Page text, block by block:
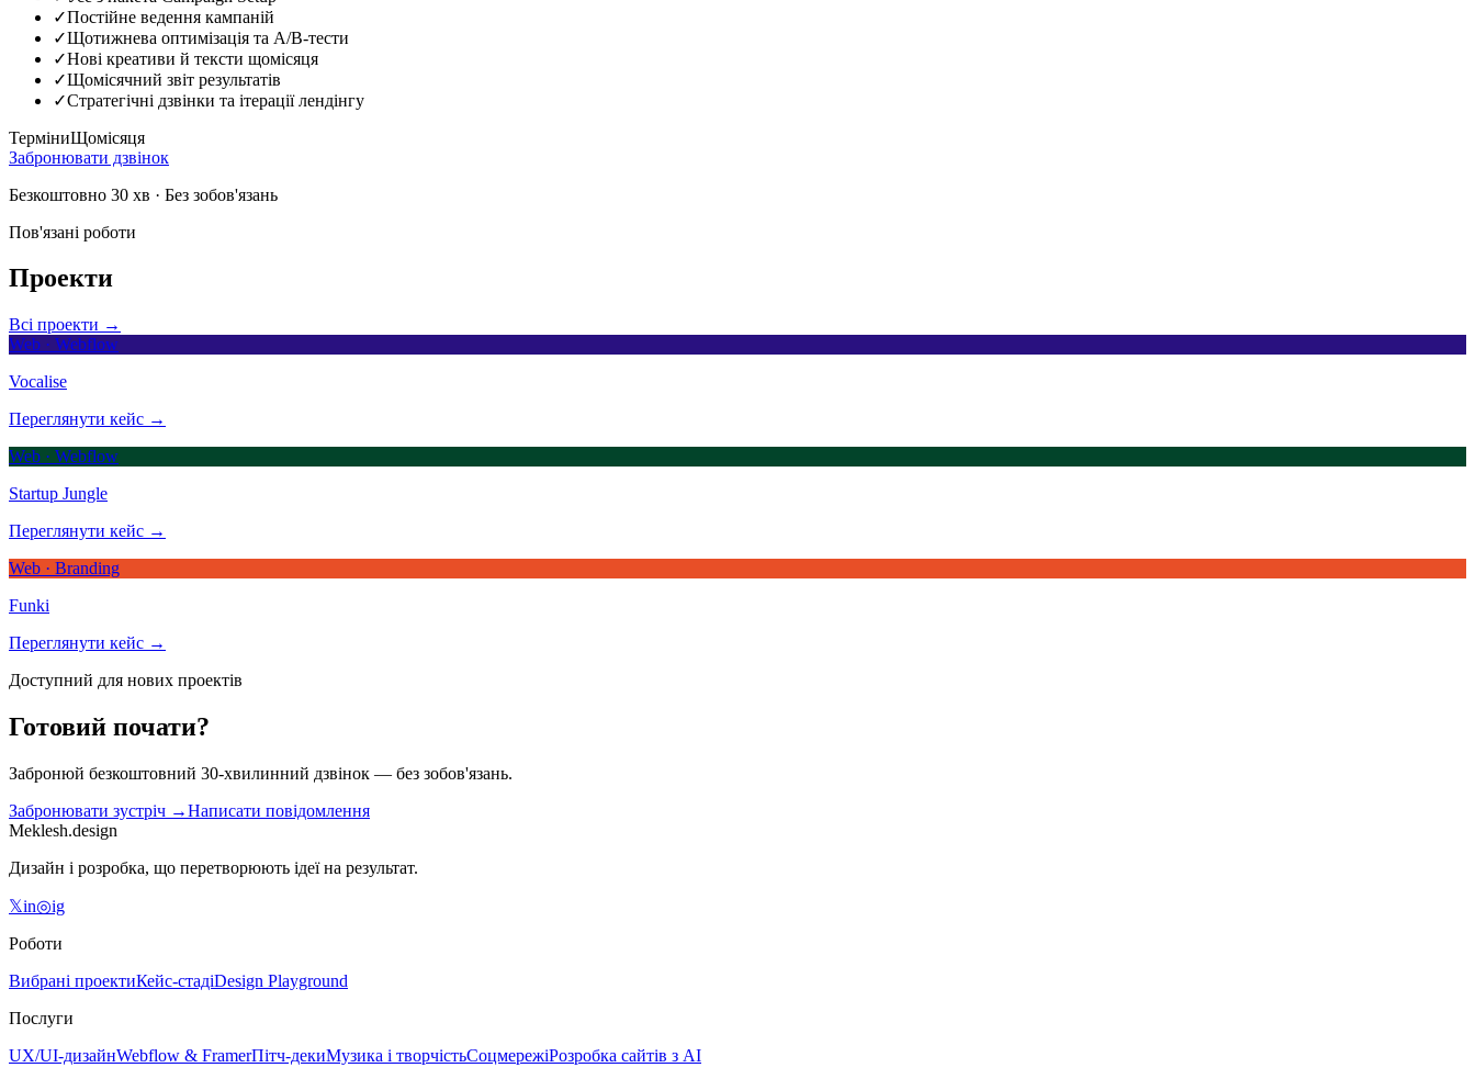
✓Постійне ведення кампаній
✓Щотижнева оптимізація та A/B-тести
✓Нові креативи й тексти щомісяця
✓Щомісячний звіт результатів
✓Стратегічні дзвінки та ітерації лендінгу
ТерміниЩомісяця
Забронювати дзвінок
Безкоштовно 30 хв · Без зобов'язань
Пов'язані роботи
Проекти
Всі проекти →
Web · Webflow
Vocalise
Переглянути кейс →
Web · Webflow
Startup Jungle
Переглянути кейс →
Web · Branding
Funki
Переглянути кейс →
Доступний для нових проектів
Готовий почати?
Забронюй безкоштовний 30-хвилинний дзвінок — без зобов'язань.
Забронювати зустріч →Написати повідомлення
Meklesh.design
Дизайн і розробка, що перетворюють ідеї на результат.
𝕏in◎ig
Роботи
Вибрані проектиКейс-стадіDesign Playground
Послуги
UX/UI-дизайнWebflow & FramerПітч-декиМузика і творчістьСоцмережіРозробка сайтів з AI